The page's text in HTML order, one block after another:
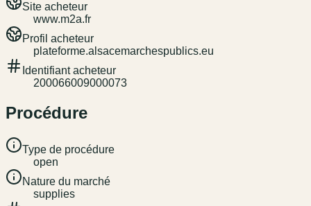
Site acheteur
www.m2a.fr
Profil acheteur
plateforme.alsacemarchespublics.eu
Identifiant acheteur
200066009000073
Procédure
Type de procédure
open
Nature du marché
supplies